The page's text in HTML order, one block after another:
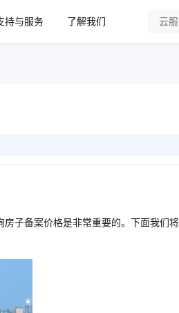
持与服务 了解我们
子备案价格是非常重要的。下面我们